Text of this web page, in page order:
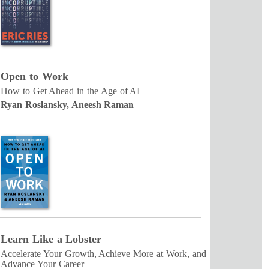
Open to Work
How to Get Ahead in the Age of AI
Ryan Roslansky, Aneesh Raman
Learn Like a Lobster
Accelerate Your Growth, Achieve More at Work, and
Advance Your Career